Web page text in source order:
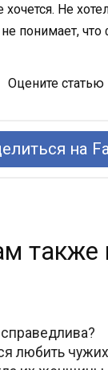
Не
понимает,
Оцените статью
на
также
любить чужих